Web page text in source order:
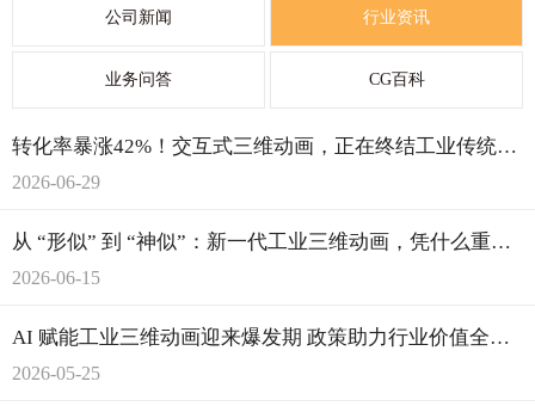
公司新闻 行业资讯
业务问答 CG百科
转化率暴涨42%！交互式三维动画，正在终结工业传统线性视频时代
2026-06-29
从 “形似” 到 “神似”：新一代工业三维动画，凭什么重构智能制造？
2026-06-15
AI 赋能工业三维动画迎来爆发期 政策助力行业价值全面跃升
2026-05-25